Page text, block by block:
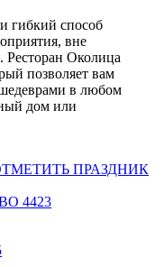
гибкий способ
вне
Ресторан Околица
позволяет вам
в любом
дом или
ПРАЗДНИК
4423